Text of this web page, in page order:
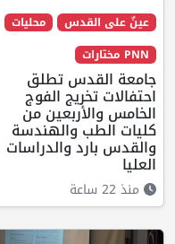
عينٌ على القدس
محليات
PNN مختارات
جامعة القدس تطلق
احتفالات تخريج الفوج
الخامس والأربعين من
كليات الطب والهندسة
والقدس بارد والدراسات
العليا
منذ 22 ساعة